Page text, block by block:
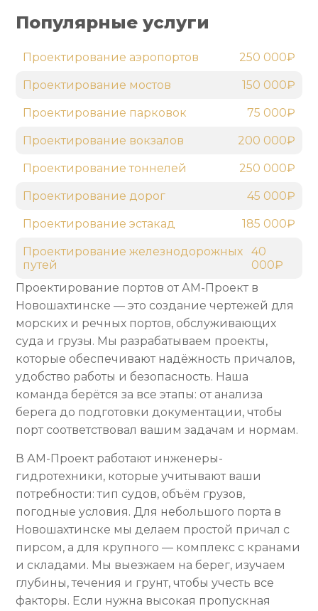
Проектирование портов от АМ-Проект в
Новошахтинске — это создание чертежей для
морских и речных портов, обслуживающих
суда и грузы. Мы разрабатываем проекты,
которые обеспечивают надёжность причалов,
удобство работы и безопасность. Наша
команда берётся за все этапы: от анализа
берега до подготовки документации, чтобы
порт соответствовал вашим задачам и нормам.
В АМ-Проект работают инженеры-
гидротехники, которые учитывают ваши
потребности: тип судов, объём грузов,
погодные условия. Для небольшого порта в
Новошахтинске мы делаем простой причал с
пирсом, а для крупного — комплекс с кранами
и складами. Мы выезжаем на берег, изучаем
глубины, течения и грунт, чтобы учесть все
факторы. Если нужна высокая пропускная
Популярные услуги
Проектирование аэропортов 250 000₽
Проектирование мостов 150 000₽
Проектирование парковок 75 000₽
Проектирование вокзалов 200 000₽
Проектирование тоннелей 250 000₽
Проектирование дорог 45 000₽
Проектирование эстакад 185 000₽
Проектирование железнодорожных
путей
40
000₽